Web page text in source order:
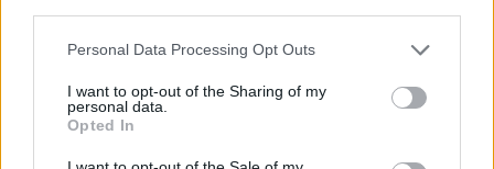
Personal Data Processing Opt Outs
I want to opt-out of the Sharing of my
personal data.
Opted In
τον Henry Cavill στο πλευρό της παραγωγής
αποσπώμενη μπαταρία
CityGen.gr